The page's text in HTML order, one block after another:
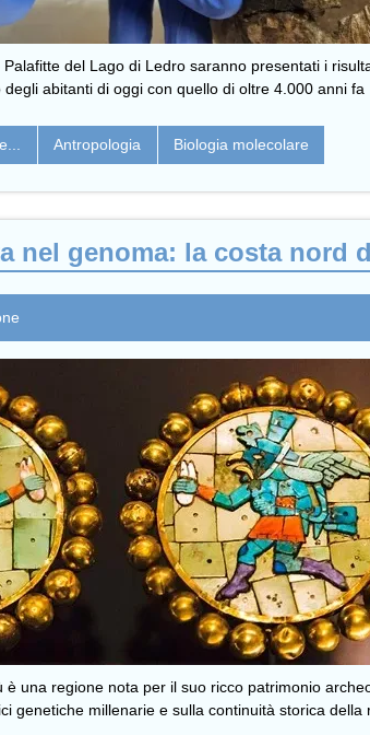
del Lago di Ledro saranno presentati i
abitanti di oggi con quello di oltre 4.000 anni fa
Antropologia Biologia molecolare
nel genoma: la costa nord
è una regione nota per il suo ricco patrimonio
genetiche millenarie e sulla continuità storica